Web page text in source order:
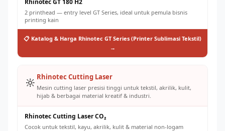
Rhinotec GT 180 H2
2 printhead — entry level GT Series, ideal untuk pemula bisnis
printing kain
📋 Katalog & Harga Rhinotec GT Series (Printer Sublimasi Tekstil)
→
🔆 Rhinotec Cutting Laser
Mesin cutting laser presisi tinggi untuk tekstil, akrilik, kulit,
hijab & berbagai material kreatif & industri.
Rhinotec Cutting Laser CO₂
Cocok untuk tekstil, kayu, akrilik, kulit & material non-logam